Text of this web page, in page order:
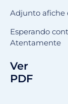
Adjunto afiche
Esperando
Atentamente
Ver
PDF